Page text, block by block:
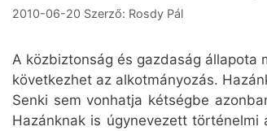
2010-06-20 Szerző: Rosdy Pál
A közbiztonság és gazdaság állapota
következhet az alkotmányozás.
Senki sem vonhatja kétségbe
Hazánknak is úgynevezett